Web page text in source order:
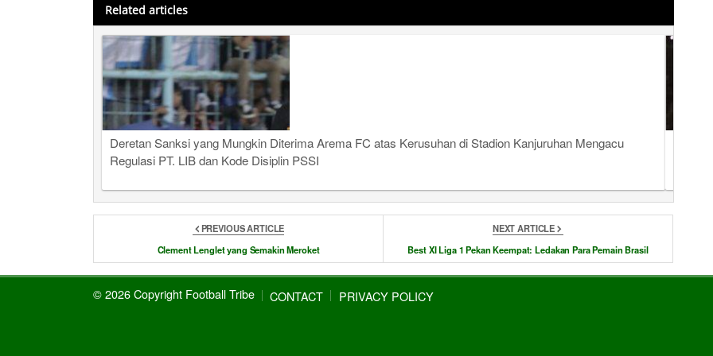
Related articles
Deretan Sanksi yang Mungkin Diterima Arema FC atas Kerusuhan di Stadion Kanjuruhan Mengacu
Regulasi PT. LIB dan Kode Disiplin PSSI
PREVIOUS ARTICLE
Clement Lenglet yang Semakin Meroket
NEXT ARTICLE
Best XI Liga 1 Pekan Keempat: Ledakan Para Pemain Brasil
© 2026 Copyright Football Tribe CONTACT PRIVACY POLICY